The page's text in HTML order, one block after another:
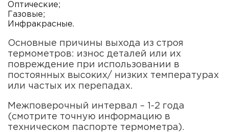
Оптические;
Газовые;
Инфракрасные.
Основные причины выхода из строя
термометров: износ деталей или их
повреждение при использовании в
постоянных высоких/ низких температурах
или частых их перепадах.
Межповерочный интервал – 1-2 года
(смотрите точную информацию в
техническом паспорте термометра).